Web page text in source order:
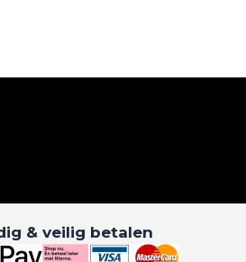
& veilig betalen